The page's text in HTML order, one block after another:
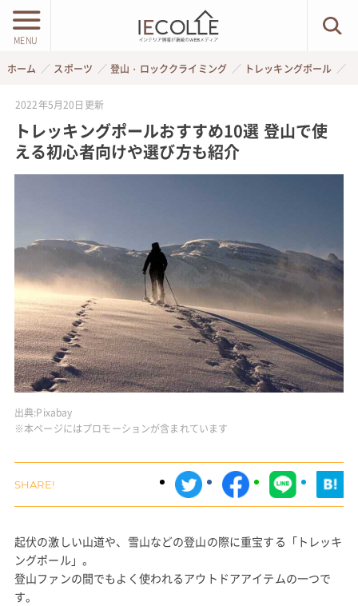
MENU
ホーム スポーツ 登山・ロッククライミング トレッキングポール
2022年5月20日 更新
トレッキングポールおすすめ10選 登山で使
える初心者向けや選び方も紹介
出典:Pixabay
※本ページにはプロモーションが含まれています
起伏の激しい山道や、雪山などの登山の際に重宝する「トレッキ
ングポール」。
登山ファンの間でもよく使われるアウトドアアイテムの一つで
す。